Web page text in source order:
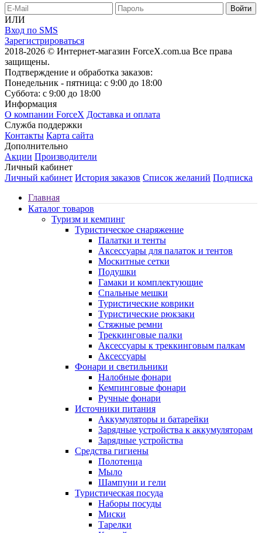
ИЛИ
Вход по SMS
Зарегистрироваться
2018-2026 © Интернет-магазин ForceX.com.ua Все права
защищены.
Подтверждение и обработка заказов:
Понедельник - пятница: с 9:00 до 18:00
Суббота: с 9:00 до 18:00
Информация
О компании ForceX Доставка и оплата
Служба поддержки
Контакты Карта сайта
Дополнительно
Акции Производители
Личный кабинет
Личный кабинет История заказов Список желаний Подписка
Главная
Каталог товаров
Туризм и кемпинг
Туристическое снаряжение
Палатки и тенты
Аксессуары для палаток и тентов
Москитные сетки
Подушки
Гамаки и комплектующие
Спальные мешки
Туристические коврики
Туристические рюкзаки
Стяжные ремни
Треккинговые палки
Аксессуары к треккинговым палкам
Аксессуары
Фонари и светильники
Налобные фонари
Кемпинговые фонари
Ручные фонари
Источники питания
Аккумуляторы и батарейки
Зарядные устройства к аккумуляторам
Зарядные устройства
Средства гигиены
Полотенца
Мыло
Шампуни и гели
Туристическая посуда
Наборы посуды
Миски
Тарелки